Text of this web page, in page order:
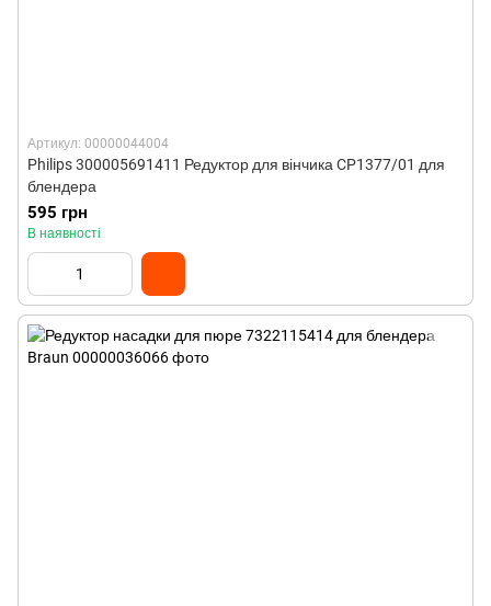
Артикул: 00000044004
Philips 300005691411 Редуктор для вінчика CP1377/01 для
блендера
595 грн
В наявності